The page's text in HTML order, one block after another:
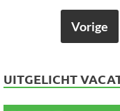
Vorige
UITGELICHT